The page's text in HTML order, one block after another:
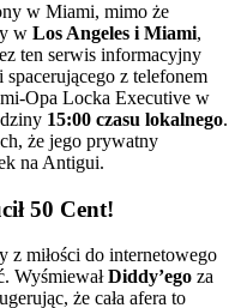
w Miami, mimo że
w Los Angeles i Miami,
ten serwis informacyjny
spacerującego z telefonem
Opa Locka Executive w
15:00 czasu lokalnego.
że jego prywatny
na Antigui.
50 Cent!
z miłości do internetowego
WyśmiewałDiddy’ego za
że cała afera to